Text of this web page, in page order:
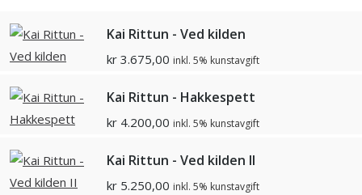
Kai Rittun - Ved kilden
kr 3.675,00 inkl. 5% kunstavgift
Kai Rittun - Hakkespett
kr 4.200,00 inkl. 5% kunstavgift
Kai Rittun - Ved kilden II
kr 5.250,00 inkl. 5% kunstavgift